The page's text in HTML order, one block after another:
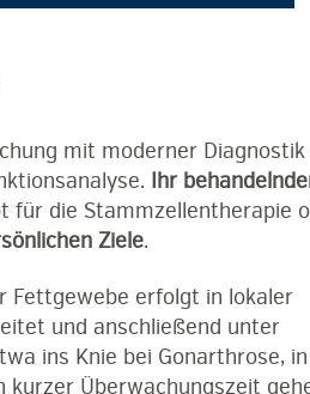
mit moderner Diagnostik
Ihr
für die Stammzellentherapie
Ziele.
Fettgewebe erfolgt in lokaler
und anschließend unter
ins Knie bei Gonarthrose,
kurzer Überwachungszeit